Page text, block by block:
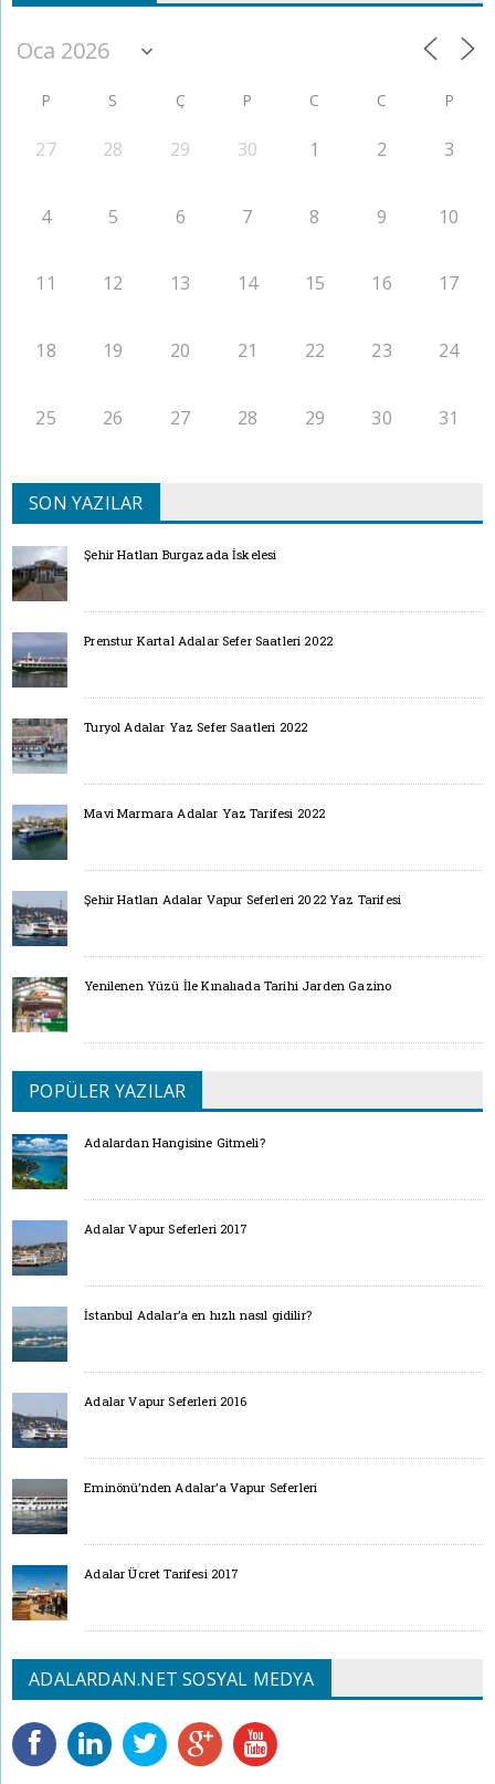
P S Ç P C C P
27 28 29 30 1 2 3
4 5 6 7 8 9 10
11 12 13 14 15 16 17
18 19 20 21 22 23 24
25 26 27 28 29 30 31
SON YAZILAR
Şehir Hatları Burgazada İskelesi
Prenstur Kartal Adalar Sefer Saatleri 2022
Turyol Adalar Yaz Sefer Saatleri 2022
Mavi Marmara Adalar Yaz Tarifesi 2022
Şehir Hatları Adalar Vapur Seferleri 2022 Yaz Tarifesi
Yenilenen Yüzü İle Kınalıada Tarihi Jarden Gazino
POPÜLER YAZILAR
Adalardan Hangisine Gitmeli?
Adalar Vapur Seferleri 2017
İstanbul Adalar’a en hızlı nasıl gidilir?
Adalar Vapur Seferleri 2016
Eminönü’nden Adalar’a Vapur Seferleri
Adalar Ücret Tarifesi 2017
ADALARDAN.NET SOSYAL MEDYA